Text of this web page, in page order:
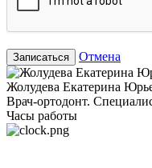
Записаться Отмена
Жолудева Екатерина
Врач-ортодонт.
Часы работы